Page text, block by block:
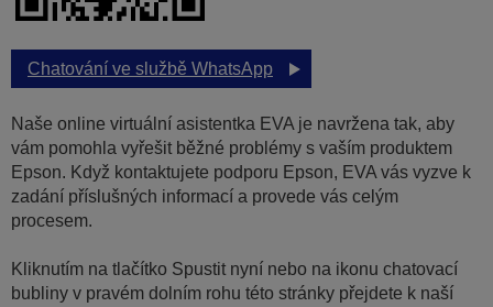
Chatování ve službě WhatsApp
Naše online virtuální asistentka EVA je navržena tak, aby
vám pomohla vyřešit běžné problémy s vaším produktem
Epson. Když kontaktujete podporu Epson, EVA vás vyzve k
zadání příslušných informací a provede vás celým
procesem.
Kliknutím na tlačítko Spustit nyní nebo na ikonu chatovací
bubliny v pravém dolním rohu této stránky přejdete k naší